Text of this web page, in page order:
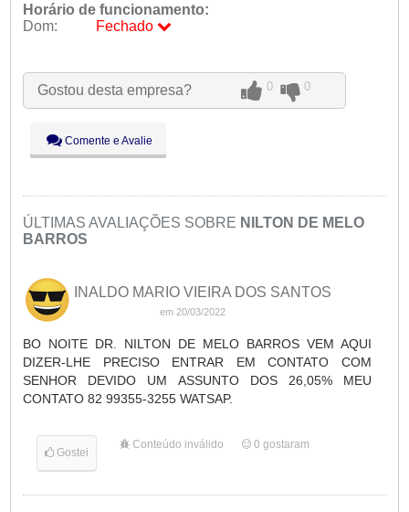
Horário de funcionamento:
Dom:
Fechado
Ter:
09:00 - 18:00
Qua:
09:00 - 18:00
Sex:
09:00 - 18:00
Sáb:
Fechado
Gostou desta empresa? 0 0
Comente e Avalie
ÚLTIMAS AVALIAÇÕES SOBRE NILTON DE MELO
BARROS
INALDO MARIO VIEIRA DOS SANTOS
em 20/03/2022
BO NOITE DR. NILTON DE MELO BARROS VEM AQUI
DIZER-LHE PRECISO ENTRAR EM CONTATO COM
SENHOR DEVIDO UM ASSUNTO DOS 26,05% MEU
CONTATO 82 99355-3255 WATSAP.
Gostei
Conteúdo inválido 0 gostaram